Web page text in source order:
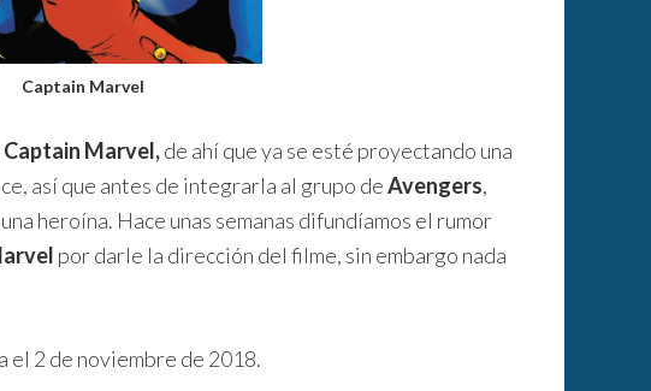
Captain Marvel
Captain Marvel,de ahí que ya se esté proyectando una
así que antes de integrarla al grupo deAvengers,
heroína. Hace unas semanas difundíamos el rumor
por darle la dirección del filme, sin embargo nada
el 2 de noviembre de 2018.